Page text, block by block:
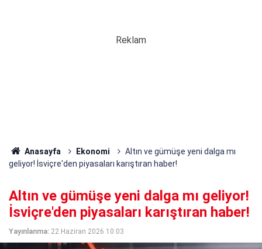
Anasayfa Ekonomi
Altın ve gümüşe yeni dalga mı
geliyor! İsviçre'den piyasaları karıştıran haber!
Altın ve gümüşe yeni dalga mı geliyor!
İsviçre'den piyasaları karıştıran haber!
Yayınlanma: 22 Haziran 2026 10:03